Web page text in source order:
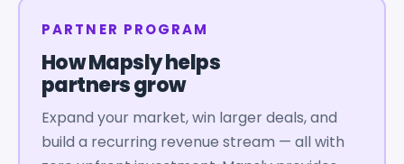
PARTNER PROGRAM
How Mapsly helps
partners grow
Expand your market, win larger deals, and
build a recurring revenue stream — all with